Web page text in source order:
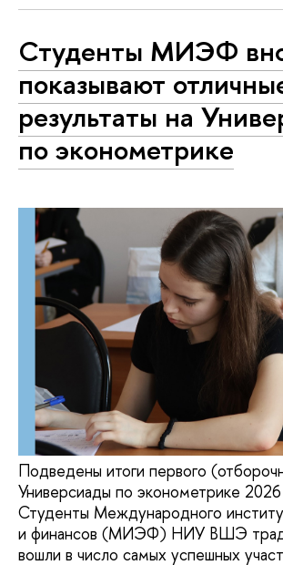
Студенты МИЭФ
показывают
результаты на
по эконометрике
Подведены итоги первого
Универсиады по эконометрике 2026
Студенты Международного
и финансов (МИЭФ) НИУ ВШЭ
вошли в число самых успешных